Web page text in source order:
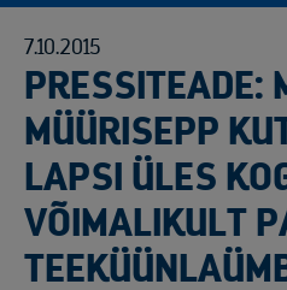
7.10.2015
PRESSITEADE:
MÜÜRISEPP
LAPSI ÜLES
VÕIMALIKULT